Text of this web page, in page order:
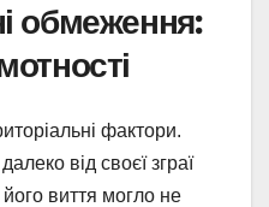
обмеження:
фактори.
від своєї зграї
його виття могло не